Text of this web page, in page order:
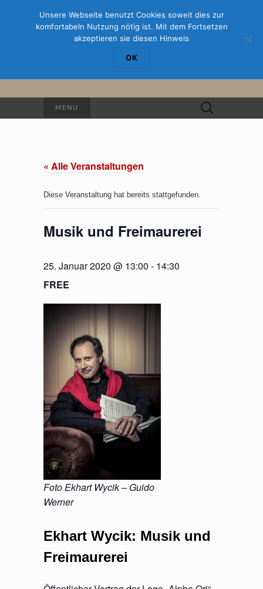
ALPHA ORI
Johannisfreimaurerloge Erfurt
MENU
Suche
nach:
« Alle Veranstaltungen
Diese Veranstaltung hat bereits stattgefunden.
Musik und Freimaurerei
25. Januar 2020 @ 13:00 - 14:30
FREE
Foto Ekhart Wycik – Guido
Werner
Ekhart Wycik: Musik und
Freimaurerei
Unsere Webseite benutzt Cookies soweit dies zur
komfortabeln Nutzung nötig ist. Mit dem Fortsetzen
akzeptieren sie diesen Hinweis
OK